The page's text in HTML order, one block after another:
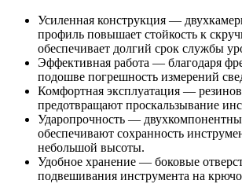
Усиленная конструкция —
профиль повышает стойкость к
обеспечивает долгий срок службы
Эффективная работа — благодаря
подошве погрешность измерений
Комфортная эксплуатация —
предотвращают проскальзывание
Ударопрочность —
обеспечивают сохранность
небольшой высоты.
Удобное хранение — боковые
подвешивания инструмента на